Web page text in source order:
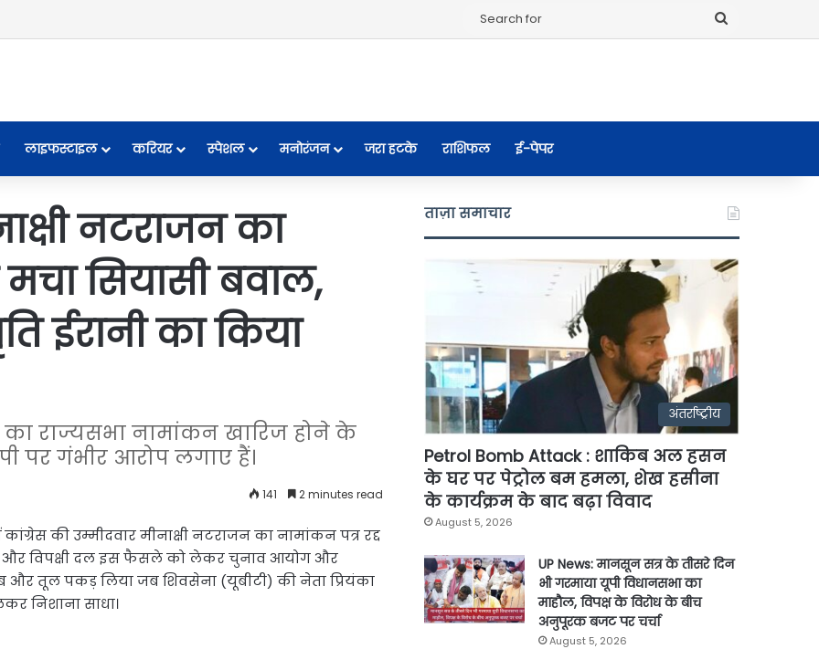
लाइफस्टाइल करियर स्पेशल मनोरंजन जरा हटके राशिफल ई-पेपर
नटराजन का
सियासी बवाल,
ईरानी का किया
का राज्यसभा नामांकन खारिज होने के
पर गंभीर आरोप लगाए हैं।
141 2 minutes read
की उम्मीदवार मीनाक्षी नटराजन का नामांकन पत्र रद्द
और विपक्षी दल इस फैसले को लेकर चुनाव आयोग और
और तूल पकड़ लिया जब शिवसेना (यूबीटी) की नेता प्रियंका
निशाना साधा।
ताज़ा समाचार
अंतर्राष्ट्रीय
Petrol Bomb Attack : शाकिब अल हसन
के घर पर पेट्रोल बम हमला, शेख हसीना
के कार्यक्रम के बाद बढ़ा विवाद
August 5, 2026
UP News: मानसून सत्र के तीसरे दिन
भी गरमाया यूपी विधानसभा का
माहौल, विपक्ष के विरोध के बीच
अनुपूरक बजट पर चर्चा
August 5, 2026